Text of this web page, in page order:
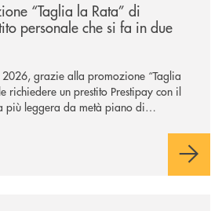
“Taglia la Rata” di
personale che si fa in due
grazie alla promozione “Taglia
richiedere un prestito Prestipay con il
più leggera da metà piano di